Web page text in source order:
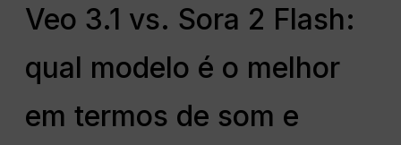
Veo 3.1 vs. Sora 2 Flash:
qual modelo é o melhor
em termos de som e